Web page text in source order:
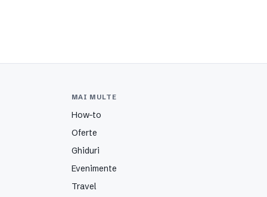
MAI MULTE
How-to
Oferte
Ghiduri
Evenimente
Travel